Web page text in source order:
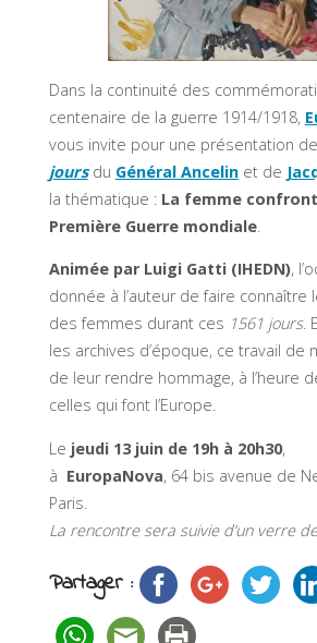
Dans la continuité des
centenaire de la guerre 1914/1918,
vous invite pour une présentation de
joursdu Général Ancelinet de
la thématique : La femme
Première Guerre mondiale.
Animée par Luigi Gatti (IHEDN),
donnée à l’auteur de faire connaître
des femmes durant ces 1561 jours.
les archives d’époque, ce travail
de leur rendre hommage, à l’heure
celles qui font l’Europe.
Le jeudi 13 juin de 19h à 20h30,
à EuropaNova, 64 bis avenue de
Paris.
La rencontre sera suivie d’un verre
Partager :